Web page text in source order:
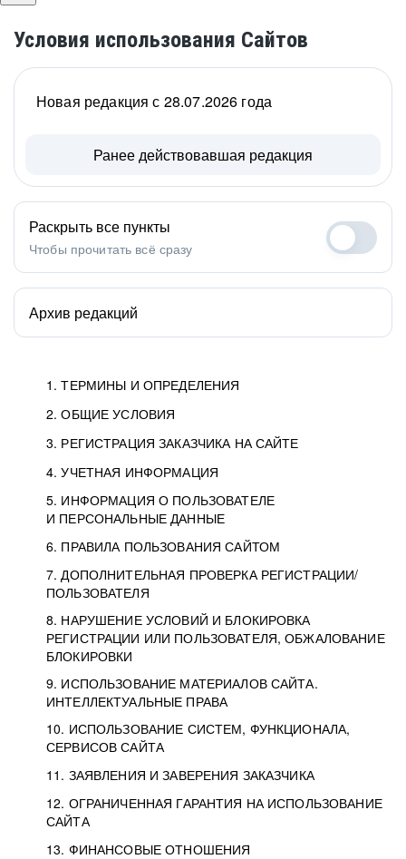
Условия использования Сайтов
1. ТЕРМИНЫ И ОПРЕДЕЛЕНИЯ
2. ОБЩИЕ УСЛОВИЯ
3. РЕГИСТРАЦИЯ ЗАКАЗЧИКА НА САЙТЕ
4. УЧЕТНАЯ ИНФОРМАЦИЯ
5. ИНФОРМАЦИЯ О ПОЛЬЗОВАТЕЛЕ
И ПЕРСОНАЛЬНЫЕ ДАННЫЕ
6. ПРАВИЛА ПОЛЬЗОВАНИЯ САЙТОМ
7. ДОПОЛНИТЕЛЬНАЯ ПРОВЕРКА РЕГИСТРАЦИИ/
ПОЛЬЗОВАТЕЛЯ
8. НАРУШЕНИЕ УСЛОВИЙ И БЛОКИРОВКА
РЕГИСТРАЦИИ ИЛИ ПОЛЬЗОВАТЕЛЯ, ОБЖАЛОВАНИЕ
БЛОКИРОВКИ
9. ИСПОЛЬЗОВАНИЕ МАТЕРИАЛОВ САЙТА.
ИНТЕЛЛЕКТУАЛЬНЫЕ ПРАВА
10. ИСПОЛЬЗОВАНИЕ СИСТЕМ, ФУНКЦИОНАЛА,
СЕРВИСОВ САЙТА
11. ЗАЯВЛЕНИЯ И ЗАВЕРЕНИЯ ЗАКАЗЧИКА
12. ОГРАНИЧЕННАЯ ГАРАНТИЯ НА ИСПОЛЬЗОВАНИЕ
САЙТА
13. ФИНАНСОВЫЕ ОТНОШЕНИЯ
Новая редакция с 28.07.2026 года
Ранее действовавшая редакция
Раскрыть все пункты
Чтобы прочитать всё сразу
Архив редакций